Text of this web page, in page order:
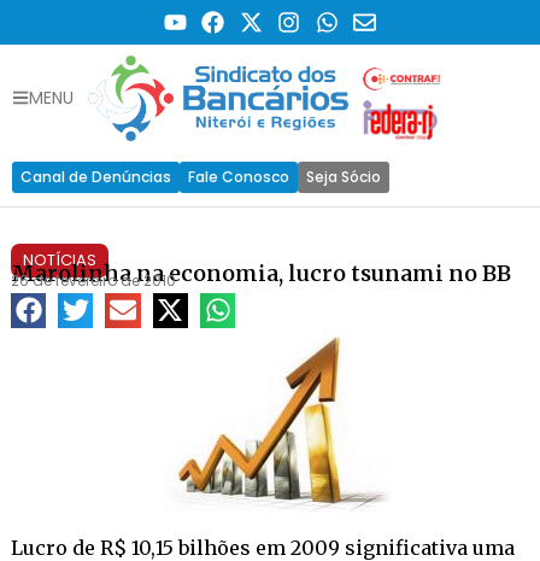
MENU
Canal de Denúncias Fale Conosco Seja Sócio
NOTÍCIAS
Marolinha na economia, lucro tsunami no BB
26 de fevereiro de 2010
Lucro de R$ 10,15 bilhões em 2009 significativa uma